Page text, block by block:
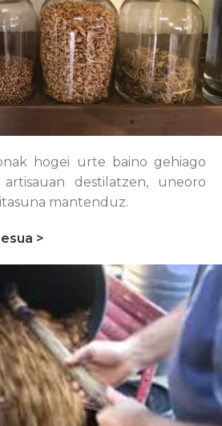
hogei urte baino gehiago
destilatzen, uneoro
mantenduz.
>